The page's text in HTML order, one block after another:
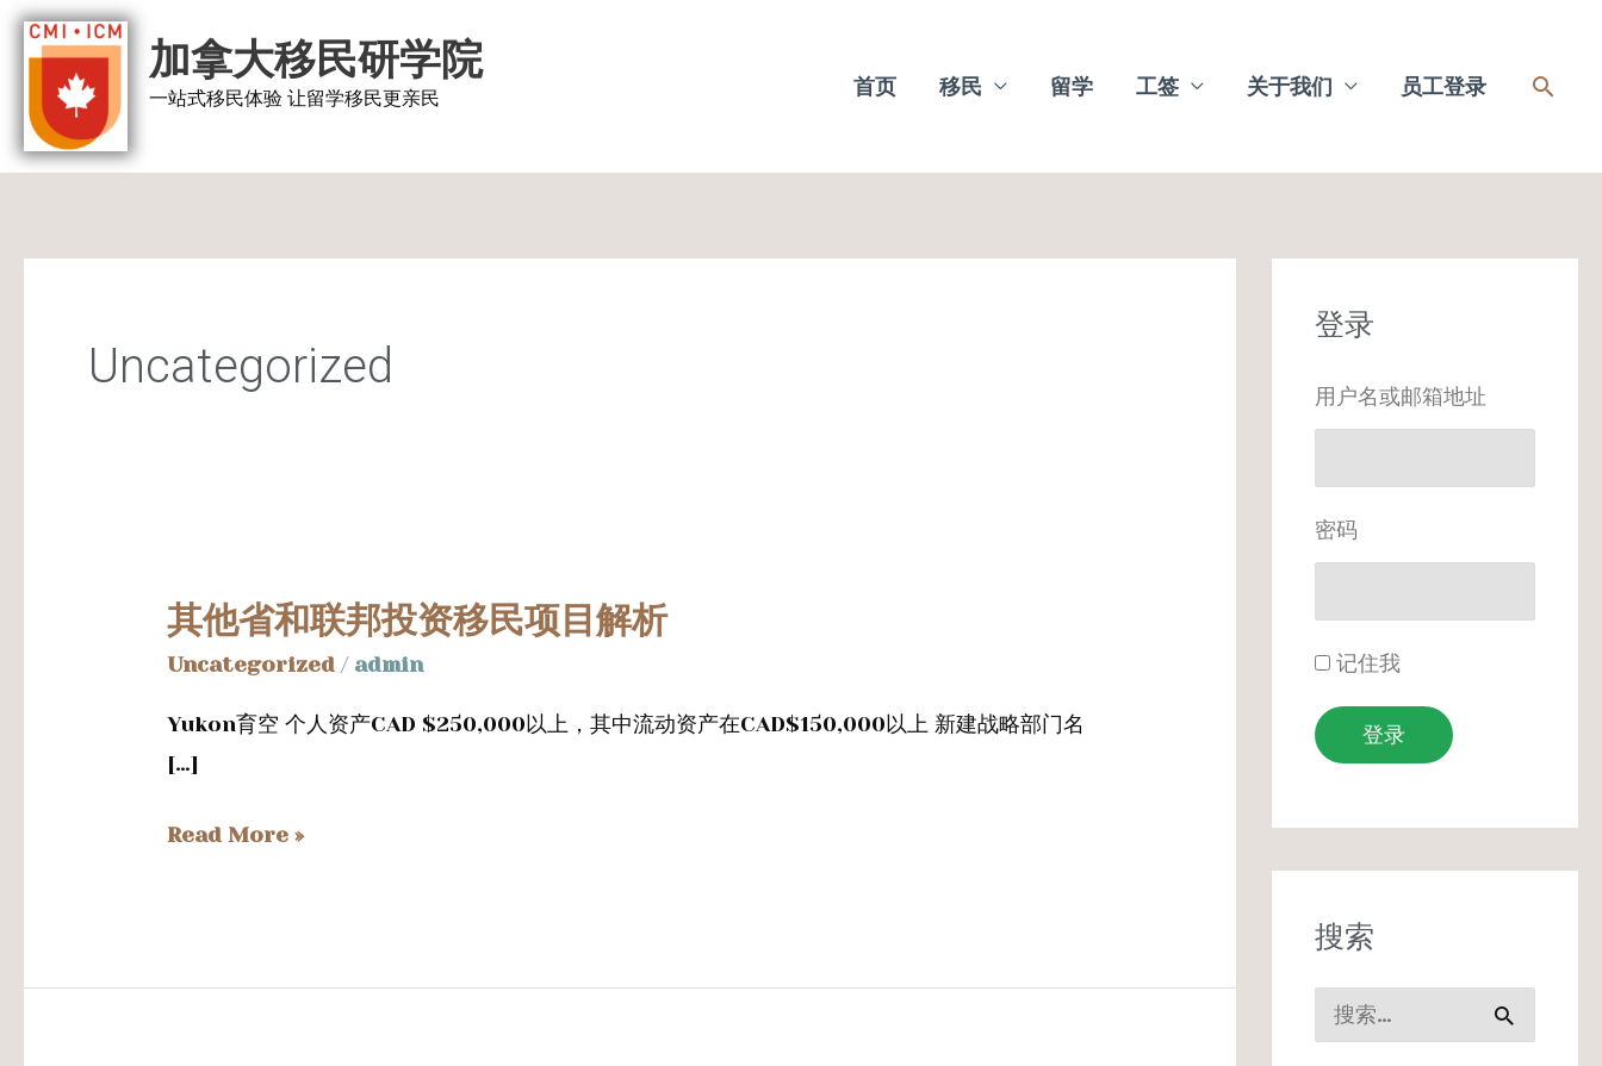
跳
加拿大移民研学院
一站式移民体验 让留学移民更亲民 首页 移民 留学 工签 关于我们 员工登录
搜
Uncategorized
其他省和联邦投资移民项目解析
Uncategorized / admin
Yukon育空 个人资产CAD $250,000以上，其中流动资产在CAD$150,000以上 新建战略部门名
[…]
其
他
和
联
投
Read More »
登录
用户名或邮箱地址
密码
记住我
登录
搜索
搜